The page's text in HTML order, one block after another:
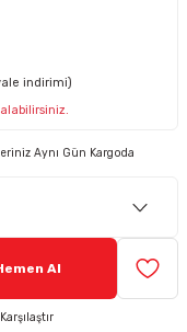
Takımı Ürünler
Aksesuarlar
indirimi)
Aynı Gün Kargoda
Al
Karşılaştır